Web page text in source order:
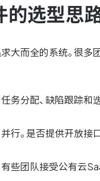
选型思
大而全的系统。很
务分配、缺陷跟踪和
行。是否提供开放接
些团队接受公有云